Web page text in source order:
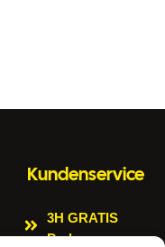
Kundenservice
3H GRATIS
Parken